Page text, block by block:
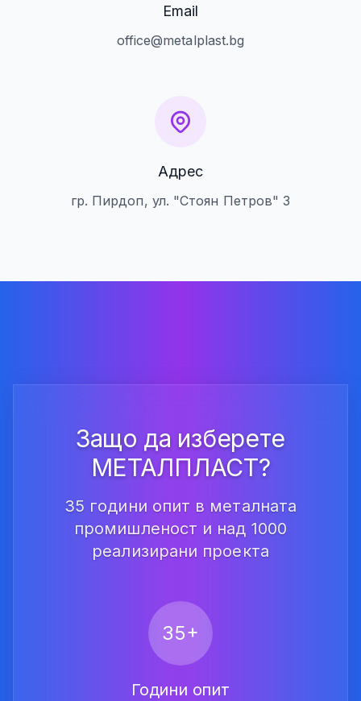
Email
office@metalplast.bg
Адрес
гр. Пирдоп, ул. "Стоян Петров" 3
Защо да изберете
МЕТАЛПЛАСТ?
35 години опит в металната
промишленост и над 1000
реализирани проекта
35+
Години опит